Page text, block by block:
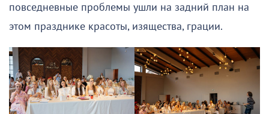
повседневные проблемы ушли на задний план на
этом празднике красоты, изящества, грации.